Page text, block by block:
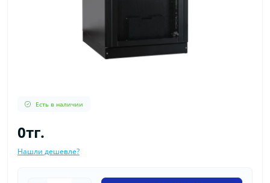
Есть в наличии
0тг.
Нашли дешевле?